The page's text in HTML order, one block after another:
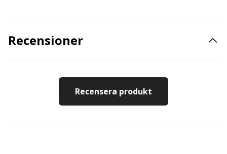
Recensioner
Recensera produkt